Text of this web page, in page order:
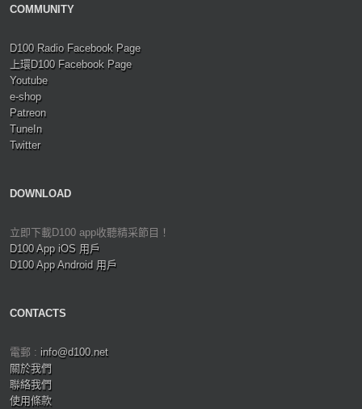
COMMUNITY
D100 Radio Facebook Page
上環D100 Facebook Page
Youtube
e-shop
Patreon
TuneIn
Twitter
DOWNLOAD
立即下載D100 app收聽精采節目！
D100 App iOS 用戶
D100 App Android 用戶
CONTACTS
電郵 : info@d100.net
關於我們
聯絡我們
使用條款